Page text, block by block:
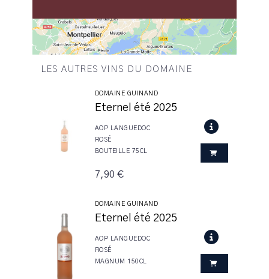
LES AUTRES VINS DU DOMAINE
DOMAINE GUINAND
Eternel été 2025
AOP LANGUEDOC
ROSÉ
BOUTEILLE 75CL
7,90 €
DOMAINE GUINAND
Eternel été 2025
AOP LANGUEDOC
ROSÉ
MAGNUM 150CL